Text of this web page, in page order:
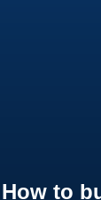
How to